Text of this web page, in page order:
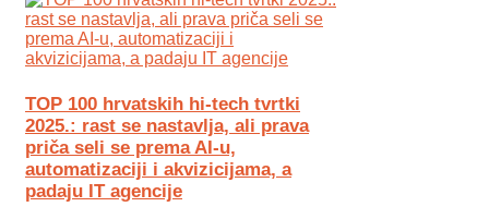
TOP 100 hrvatskih hi-tech tvrtki
2025.: rast se nastavlja, ali prava
priča seli se prema AI-u,
automatizaciji i akvizicijama, a
padaju IT agencije